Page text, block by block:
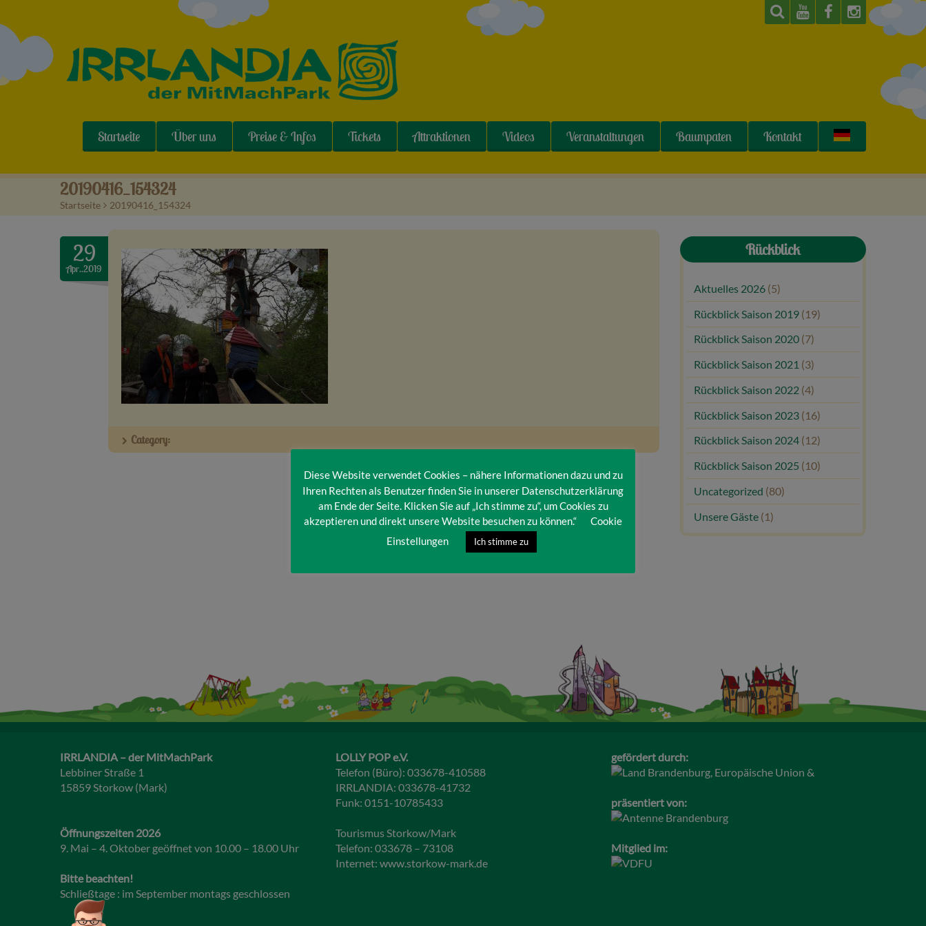
Startseite Über uns Preise & Infos Tickets Attraktionen Videos Veranstaltungen Baumpaten Kontakt
20190416_154324
Startseite > 20190416_154324
29
Apr..2019
Category:
Rückblick
Aktuelles 2026 (5)
Rückblick Saison 2019 (19)
Rückblick Saison 2020 (7)
Rückblick Saison 2021 (3)
Rückblick Saison 2022 (4)
Rückblick Saison 2023 (16)
Rückblick Saison 2024 (12)
Rückblick Saison 2025 (10)
Uncategorized (80)
Unsere Gäste (1)
IRRLANDIA – der MitMachPark
Lebbiner Straße 1
15859 Storkow (Mark)
Öffnungszeiten 2026
9. Mai – 4. Oktober geöffnet von 10.00 – 18.00 Uhr
Bitte beachten!
Schließtage : im September montags geschlossen
LOLLY POP e.V.
Telefon (Büro): 033678-410588
IRRLANDIA: 033678-41732
Funk: 0151-10785433
Tourismus Storkow/Mark
Telefon: 033678 – 73108
Internet: www.storkow-mark.de
gefördert durch:
präsentiert von:
Mitglied im:
Diese Website verwendet Cookies – nähere Informationen dazu und zu
Ihren Rechten als Benutzer finden Sie in unserer Datenschutzerklärung
am Ende der Seite. Klicken Sie auf „Ich stimme zu“, um Cookies zu
akzeptieren und direkt unsere Website besuchen zu können.“
Cookie
Einstellungen
Ich stimme zu